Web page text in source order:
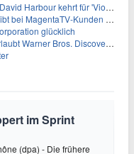
Night 2' zurück – Kristen Bell stößt zur Besetzung
MagentaTV-Kunden vage
glücklich
Bros. Discovery-Übernahme
im Sprint
(dpa) - Die frühere